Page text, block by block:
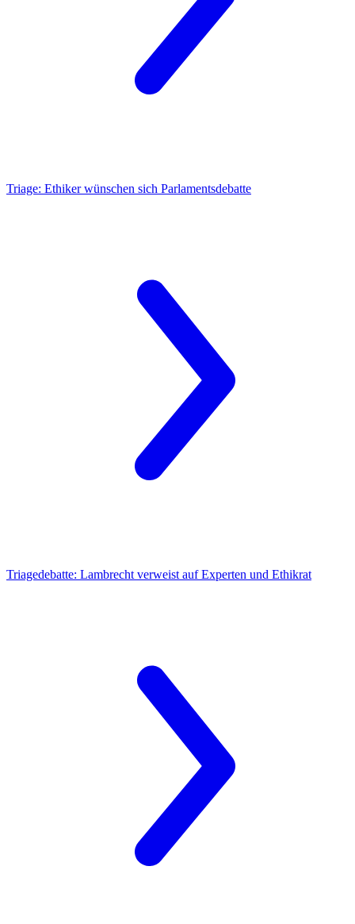
Triage: Ethiker wünschen sich Parlamentsdebatte
Triagedebatte: Lambrecht verweist auf Experten und Ethikrat